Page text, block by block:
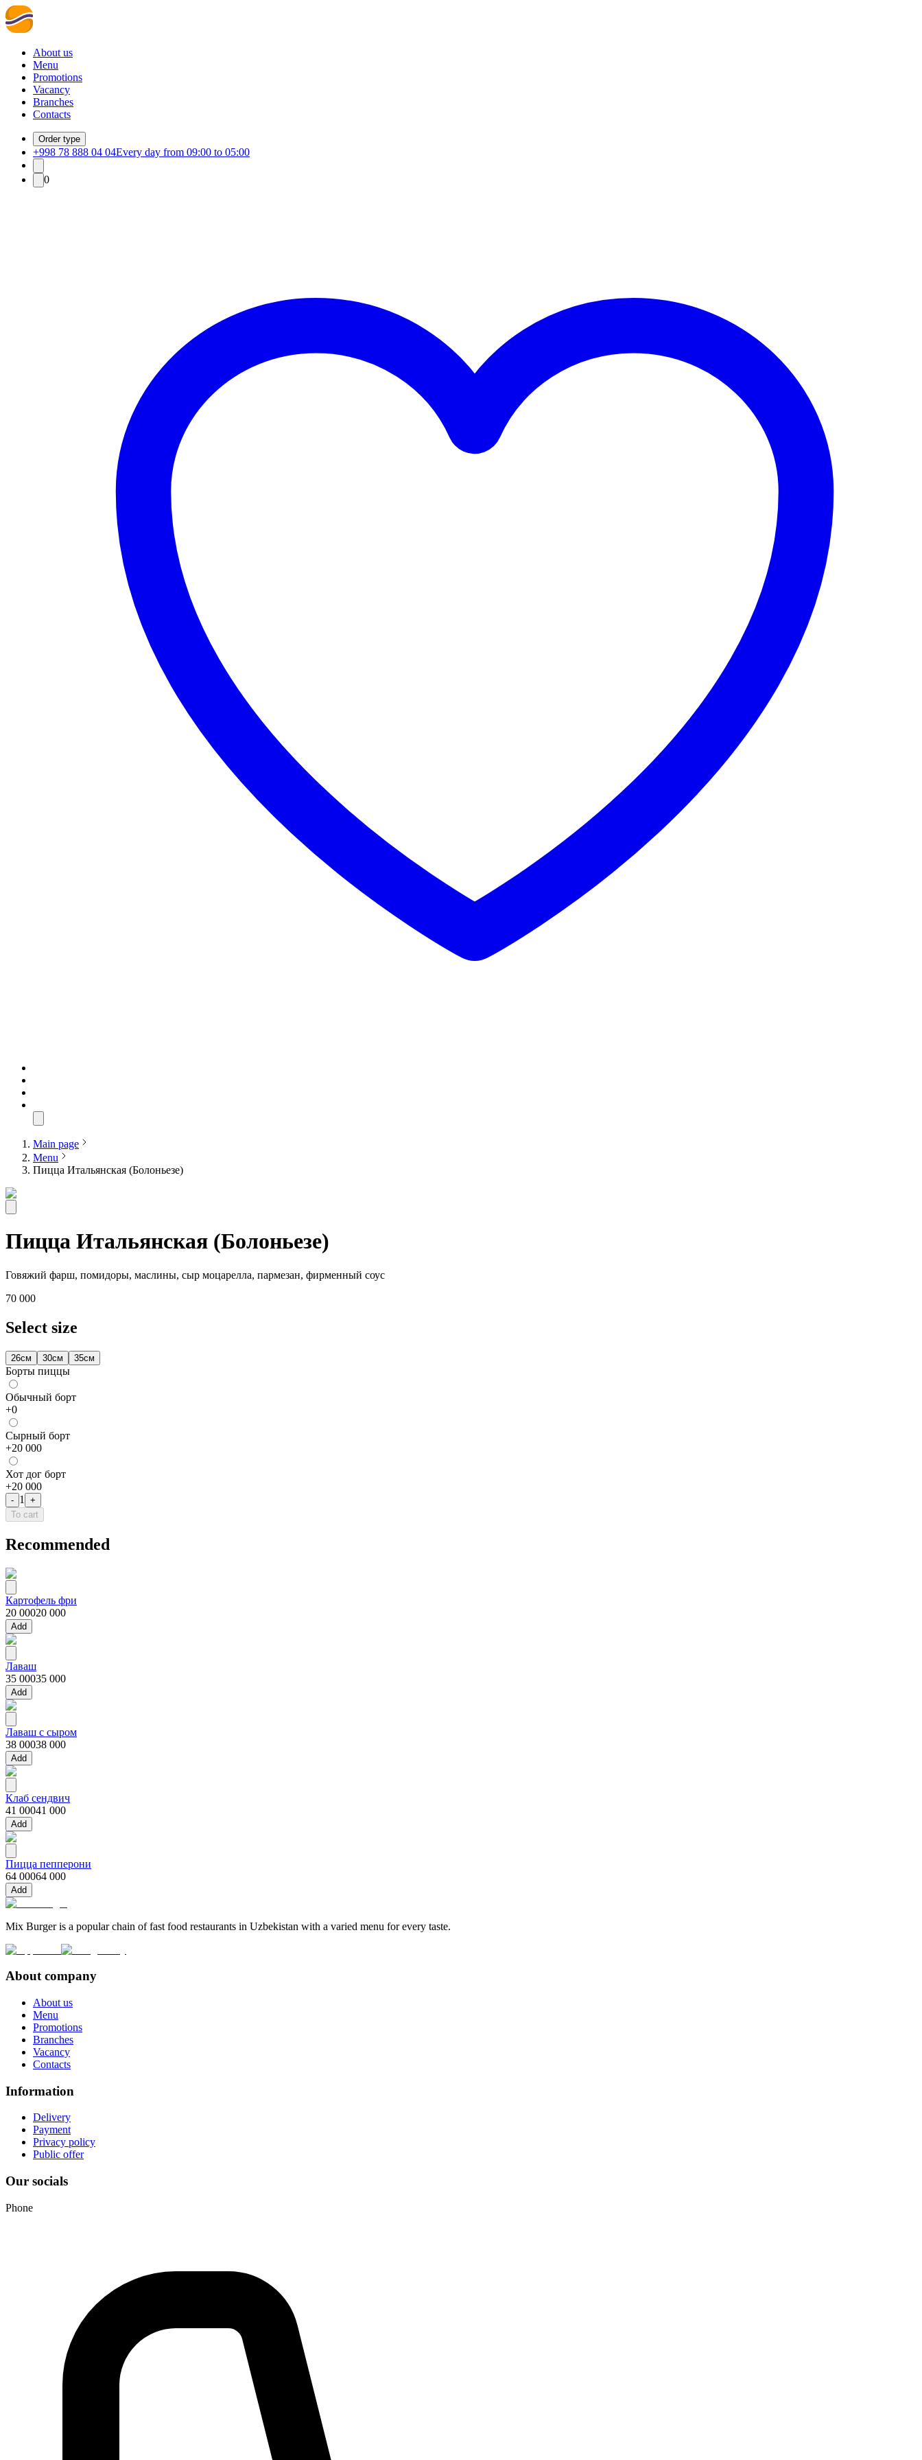
About us
Menu
Promotions
Vacancy
Branches
Contacts
Order type
+998 78 888 04 04Every day from 09:00 to 05:00
0
Main page
Menu
Пицца Итальянская (Болоньезе)
Пицца Итальянская (Болоньезе)
Говяжий фарш, помидоры, маслины, сыр моцарелла, пармезан, фирменный соус
70 000
Select size
26см 30см 35см
Борты пиццы
Обычный борт
+0
Сырный борт
+20 000
Хот дог борт
+20 000
- 1
+
To cart
Recommended
Картофель фри
20 00020 000
Add
Лаваш
35 00035 000
Add
Лаваш с сыром
38 00038 000
Add
Клаб сендвич
41 00041 000
Add
Пицца пепперони
64 00064 000
Add
Mix Burger is a popular chain of fast food restaurants in Uzbekistan with a varied menu for every taste.
About company
About us
Menu
Promotions
Branches
Vacancy
Contacts
Information
Delivery
Payment
Privacy policy
Public offer
Our socials
Phone